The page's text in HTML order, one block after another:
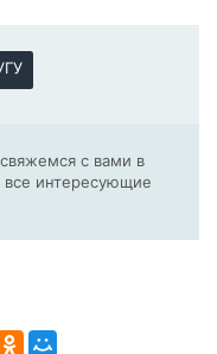
с вами в
интересующие